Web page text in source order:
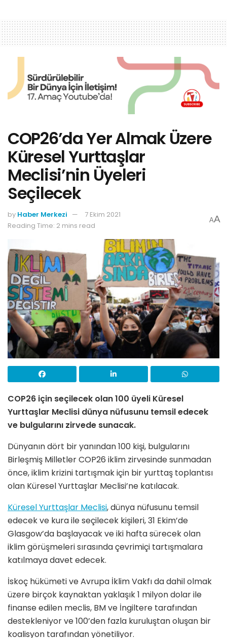
COP26’da Yer Almak Üzere
Küresel Yurttaşlar
Meclisi’nin Üyeleri
Seçilecek
by Haber Merkezi
7 Ekim 2021
Reading Time: 2 mins read
AA
COP26 için seçilecek olan 100 üyeli Küresel
Yurttaşlar Meclisi dünya nüfusunu temsil edecek
ve bulgularını zirvede sunacak.
Dünyanın dört bir yanından 100 kişi, bulgularını
Birleşmiş Milletler COP26 iklim zirvesinde sunmadan
önce, iklim krizini tartışmak için bir yurttaş toplantısı
olan Küresel Yurttaşlar Meclisi’ne katılacak.
Küresel Yurttaşlar Meclisi, dünya nüfusunu temsil
edecek ve kura ile seçilecek kişileri, 31 Ekim’de
Glasgow’da başlayacak ve iki hafta sürecek olan
iklim görüşmeleri sırasında çevrimiçi tartışmalara
katılmaya davet edecek.
İskoç hükümeti ve Avrupa İklim Vakfı da dahil olmak
üzere birçok kaynaktan yaklaşık 1 milyon dolar ile
finanse edilen meclis, BM ve İngiltere tarafından
destekleniyor ve 100’den fazla kuruluştan oluşan bir
koalisyon tarafından yönetiliyor.